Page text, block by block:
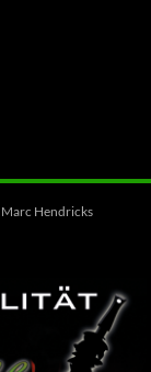
Marc Hendricks